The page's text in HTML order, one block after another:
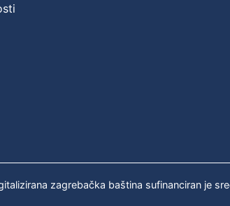
zagrebačka baština sufinanciran je